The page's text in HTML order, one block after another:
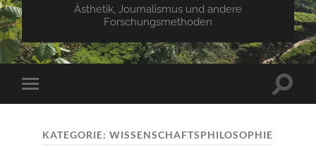
Ästhetik, Journalismus und andere
Forschungsmethoden
Mobile-
Menü
KATEGORIE:WISSENSCHAFTSPHILOSOPHIE